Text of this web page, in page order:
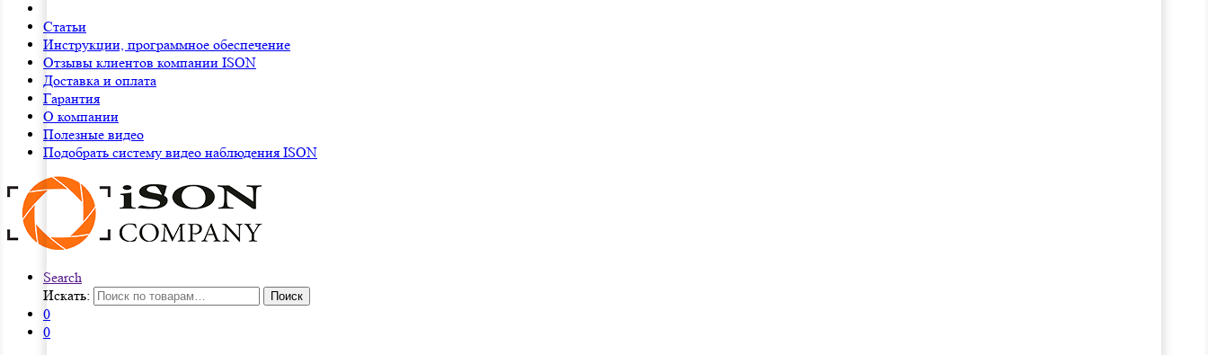
Статьи
Инструкции, программное обеспечение
Отзывы клиентов компании ISON
Доставка и оплата
Гарантия
О компании
Полезные видео
Подобрать систему видео наблюдения ISON
Search
Искать:
Поиск
0
0